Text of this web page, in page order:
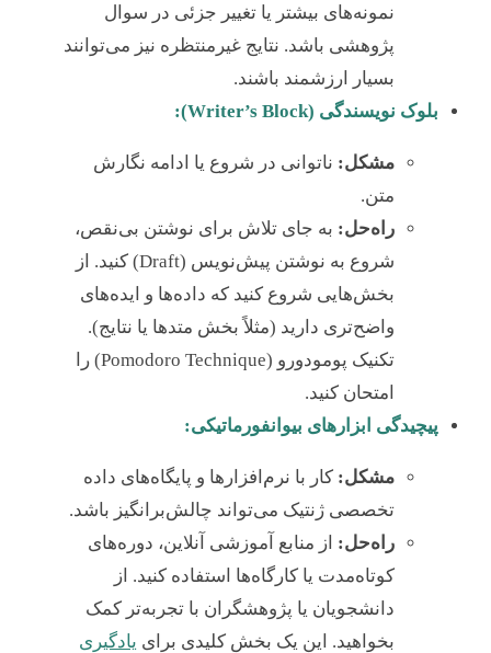
نمونه‌های بیشتر یا تغییر جزئی در سوال
پژوهشی باشد. نتایج غیرمنتظره نیز می‌توانند
بسیار ارزشمند باشند.
بلوک نویسندگی (Writer’s Block):
مشکل: ناتوانی در شروع یا ادامه نگارش
متن.
راه‌حل: به جای تلاش برای نوشتن بی‌نقص،
شروع به نوشتن پیش‌نویس (Draft) کنید. از
بخش‌هایی شروع کنید که داده‌ها و ایده‌های
واضح‌تری دارید (مثلاً بخش متدها یا نتایج).
تکنیک پومودورو (Pomodoro Technique) را
امتحان کنید.
پیچیدگی ابزارهای بیوانفورماتیکی:
مشکل: کار با نرم‌افزارها و پایگاه‌های داده
تخصصی ژنتیک می‌تواند چالش‌برانگیز باشد.
راه‌حل: از منابع آموزشی آنلاین، دوره‌های
کوتاه‌مدت یا کارگاه‌ها استفاده کنید. از
دانشجویان یا پژوهشگران با تجربه‌تر کمک
بخواهید. این یک بخش کلیدی برای یادگیری